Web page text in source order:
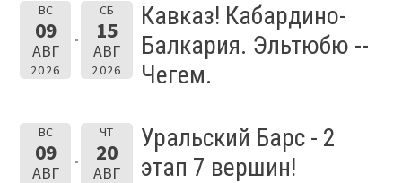
ВС
09
АВГ
2026
СБ
15
АВГ
2026
Кавказ! Кабардино-
Балкария. Эльтюбю --
Чегем.
ВС
09
АВГ
ЧТ
20
АВГ
Уральский Барс - 2
этап 7 вершин!